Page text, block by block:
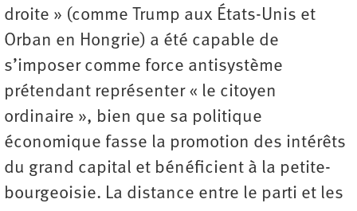
droite » (comme Trump aux États-Unis et
Orban en Hongrie) a été capable de
s’imposer comme force antisystème
prétendant représenter « le citoyen
ordinaire », bien que sa politique
économique fasse la promotion des intérêts
du grand capital et bénéficient à la petite-
bourgeoisie. La distance entre le parti et les